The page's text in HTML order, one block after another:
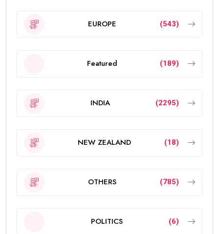
EUROPE (543)
Featured (189)
INDIA (2295)
NEW ZEALAND (18)
OTHERS (785)
POLITICS (6)